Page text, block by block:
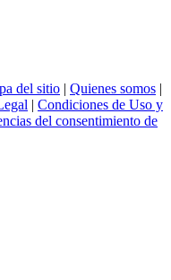
del sitio | Quienes somos |
| Condiciones de Uso y
del consentimiento de